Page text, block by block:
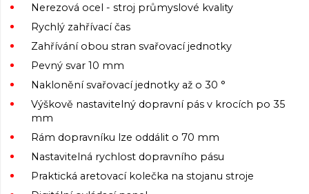
Nerezová ocel - stroj průmyslové kvality
Rychlý zahřívací čas
Zahřívání obou stran svařovací jednotky
Pevný svar 10 mm
Naklonění svařovací jednotky až o 30 °
Výškově nastavitelný dopravní pás v krocích po 35
mm
Rám dopravníku lze oddálit o 70 mm
Nastavitelná rychlost dopravního pásu
Praktická aretovací kolečka na stojanu stroje